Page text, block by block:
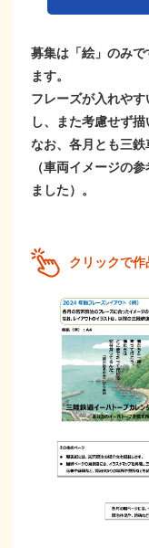
募集は「絵」のみ
ます。
フレーズが入れや
し、また考慮せず描
なお、各月とも三
（車両イメージの
ました）。
クリックで作